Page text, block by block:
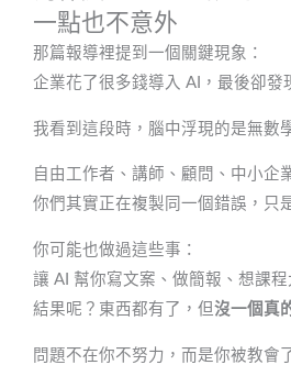
一點也不意外
那篇報導裡提到一個關鍵現象：
企業花了很多錢導入 AI，最後卻發
我看到這段時，腦中浮現的是無數
自由工作者、講師、顧問、中小企
你們其實正在複製同一個錯誤，只
你可能也做過這些事：
讓 AI 幫你寫文案、做簡報、想課程
結果呢？東西都有了，但沒一個真
問題不在你不努力，而是你被教會